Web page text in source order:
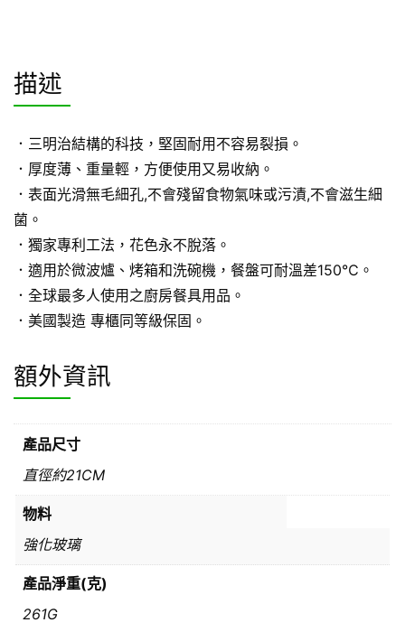
描述
．三明治結構的科技，堅固耐用不容易裂損。
．厚度薄、重量輕，方便使用又易收納。
．表面光滑無毛細孔,不會殘留食物氣味或污漬,不會滋生細
菌。
．獨家專利工法，花色永不脫落。
．適用於微波爐、烤箱和洗碗機，餐盤可耐溫差150℃。
．全球最多人使用之廚房餐具用品。
．美國製造 專櫃同等級保固。
額外資訊
產品尺寸
直徑約21CM
物料
強化玻璃
產品淨重(克)
261G